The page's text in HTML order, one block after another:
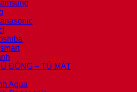
ĐÔNG – TỦ MÁT
Aqua